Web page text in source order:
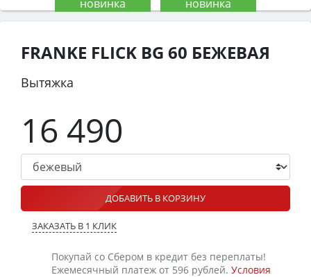
FRANKE FLICK BG 60 БЕЖЕВАЯ
Вытяжка
16 490
ДОБАВИТЬ В КОРЗИНУ
ЗАКАЗАТЬ В 1 КЛИК
Покупай со Сбером в кредит без переплаты!
Ежемесячный платеж от 596 рублей. Условия